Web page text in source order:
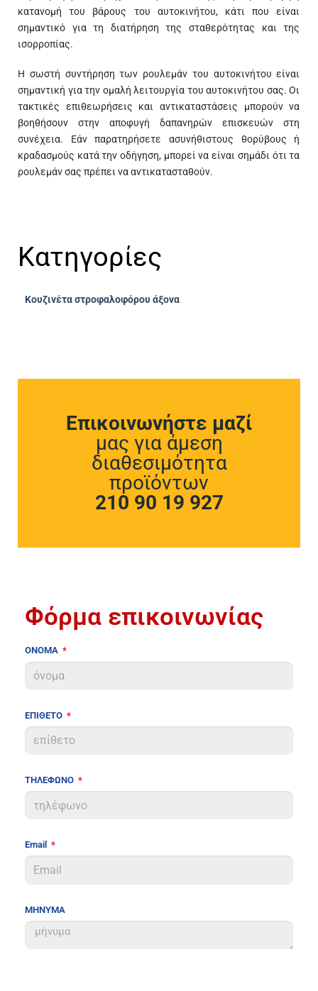
κατανομή του βάρους του αυτοκινήτου, κάτι που είναι
σημαντικό για τη διατήρηση της σταθερότητας και της
ισορροπίας.
Η σωστή συντήρηση των ρουλεμάν του αυτοκινήτου είναι
σημαντική για την ομαλή λειτουργία του αυτοκινήτου σας. Οι
τακτικές επιθεωρήσεις και αντικαταστάσεις μπορούν να
βοηθήσουν στην αποφυγή δαπανηρών επισκευών στη
συνέχεια. Εάν παρατηρήσετε ασυνήθιστους θορύβους ή
κραδασμούς κατά την οδήγηση, μπορεί να είναι σημάδι ότι τα
ρουλεμάν σας πρέπει να αντικατασταθούν.
Κατηγορίες
Κουζινέτα στροφαλοφόρου άξονα
Επικοινωνήστε μαζί
μας για άμεση
διαθεσιμότητα
προϊόντων
210 90 19 927
Φόρμα επικοινωνίας
ΟΝΟΜΑ
ΕΠΙΘΕΤΟ
ΤΗΛΕΦΩΝΟ
Email
ΜΗΝΥΜΑ